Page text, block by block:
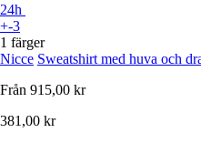
24h
+-3
1 färger
Nicce Sweatshirt med huva och
Från 915,00 kr
381,00 kr